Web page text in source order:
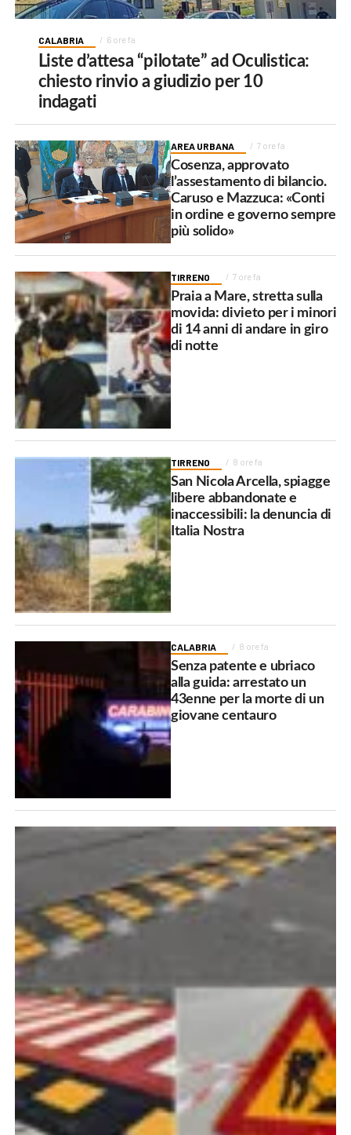
CALABRIA 6 ore fa
Liste d’attesa “pilotate” ad Oculistica:
chiesto rinvio a giudizio per 10
indagati
AREA URBANA 7 ore fa
Cosenza, approvato
l’assestamento di bilancio.
Caruso e Mazzuca: «Conti
in ordine e governo sempre
più solido»
TIRRENO 7 ore fa
Praia a Mare, stretta sulla
movida: divieto per i minori
di 14 anni di andare in giro
di notte
TIRRENO 8 ore fa
San Nicola Arcella, spiagge
libere abbandonate e
inaccessibili: la denuncia di
Italia Nostra
CALABRIA 8 ore fa
Senza patente e ubriaco
alla guida: arrestato un
43enne per la morte di un
giovane centauro